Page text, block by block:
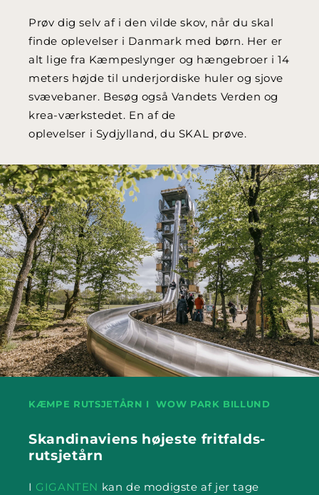
Prøv dig selv af i den vilde skov, når du skal
finde oplevelser i Danmark med børn. Her er
alt lige fra Kæmpeslynger og hængebroer i 14
meters højde til underjordiske huler og sjove
svævebaner. Besøg også Vandets Verden og
krea-værkstedet. En af de
oplevelser i Sydjylland, du SKAL prøve.
KÆMPE RUTSJETÅRN I WOW PARK BILLUND
Skandinaviens højeste fritfalds-
rutsjetårn
I GIGANTEN kan de modigste af jer tage